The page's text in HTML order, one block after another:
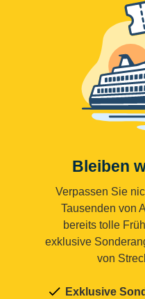
Bleiben
Verpassen Sie
Tausenden von
bereits tolle
exklusive
von
Exklusive